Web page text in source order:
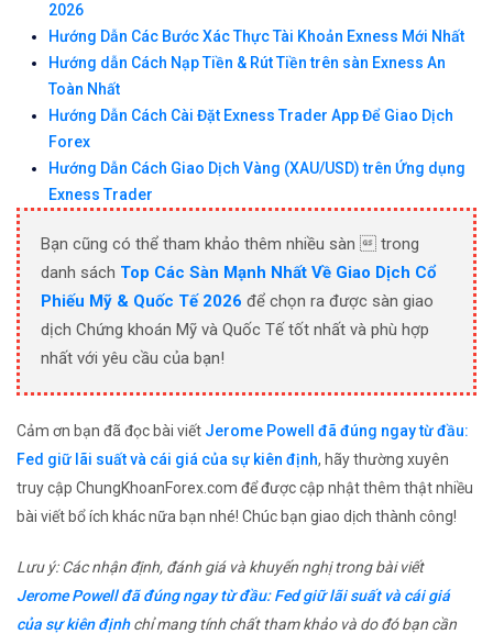
2026
Hướng Dẫn Các Bước Xác Thực Tài Khoản Exness Mới Nhất
Hướng dẫn Cách Nạp Tiền & Rút Tiền trên sàn Exness An
Toàn Nhất
Hướng Dẫn Cách Cài Đặt Exness Trader App Để Giao Dịch
Forex
Hướng Dẫn Cách Giao Dịch Vàng (XAU/USD) trên Ứng dụng
Exness Trader
Bạn cũng có thể tham khảo thêm nhiều sàn  trong
danh sách Top Các Sàn Mạnh Nhất Về Giao Dịch Cổ
Phiếu Mỹ & Quốc Tế 2026 để chọn ra được sàn giao
dịch Chứng khoán Mỹ và Quốc Tế tốt nhất và phù hợp
nhất với yêu cầu của bạn!
Cảm ơn bạn đã đọc bài viết Jerome Powell đã đúng ngay từ đầu:
Fed giữ lãi suất và cái giá của sự kiên định, hãy thường xuyên
truy cập ChungKhoanForex.com để được cập nhật thêm thật nhiều
bài viết bổ ích khác nữa bạn nhé! Chúc bạn giao dịch thành công!
Lưu ý: Các nhận định, đánh giá và khuyến nghị trong bài viết
Jerome Powell đã đúng ngay từ đầu: Fed giữ lãi suất và cái giá
của sự kiên địnhchỉ mang tính chất tham khảo và do đó bạn cần